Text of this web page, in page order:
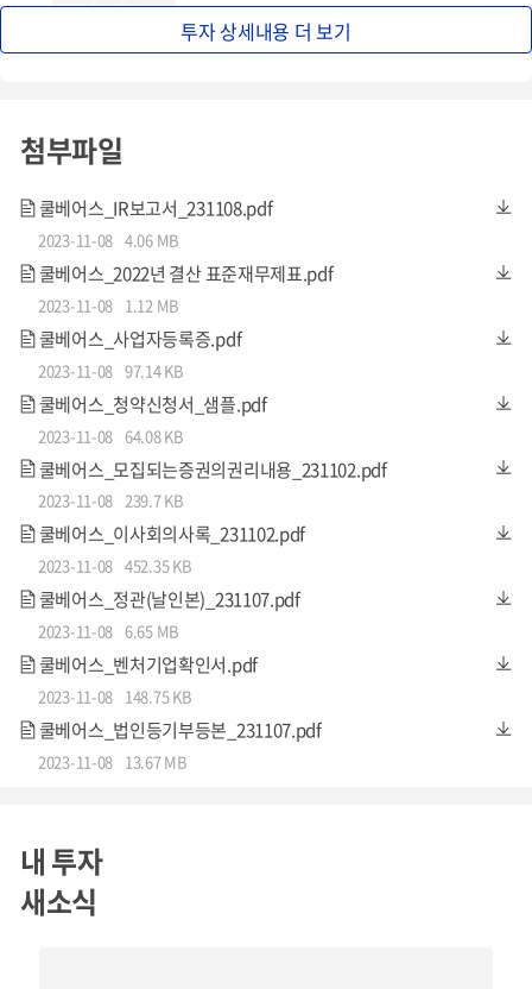
1. 특허 등록,<인체무해 및 친환경적인 원단의 형태안정가공 처리제조성물>
2. 특허 등록,<혼방원단 및 그 제조방법>
투자 상세내용 더 보기
첨부파일
쿨베어스_IR보고서_231108.pdf
2023-11-08 4.06 MB
쿨베어스_2022년 결산 표준재무제표.pdf
2023-11-08 1.12 MB
쿨베어스_사업자등록증.pdf
2023-11-08 97.14 KB
쿨베어스_청약신청서_샘플.pdf
2023-11-08 64.08 KB
쿨베어스_모집되는증권의권리내용_231102.pdf
2023-11-08 239.7 KB
쿨베어스_이사회의사록_231102.pdf
2023-11-08 452.35 KB
쿨베어스_정관(날인본)_231107.pdf
2023-11-08 6.65 MB
쿨베어스_벤처기업확인서.pdf
2023-11-08 148.75 KB
쿨베어스_법인등기부등본_231107.pdf
2023-11-08 13.67 MB
내 투자
새소식